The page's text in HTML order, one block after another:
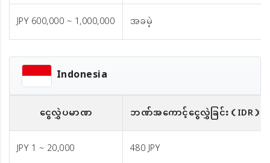
JPY 600,000 ~ 1,000,000
အခမဲ့
Indonesia
ငွေလွှဲပမာဏ ဘဏ်အကောင့်ငွေလွှဲခြင်း（IDR）
JPY 1 ~ 20,000
480 JPY